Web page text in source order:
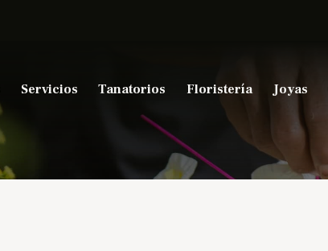
Servicios Tanatorios Floristería Joyas